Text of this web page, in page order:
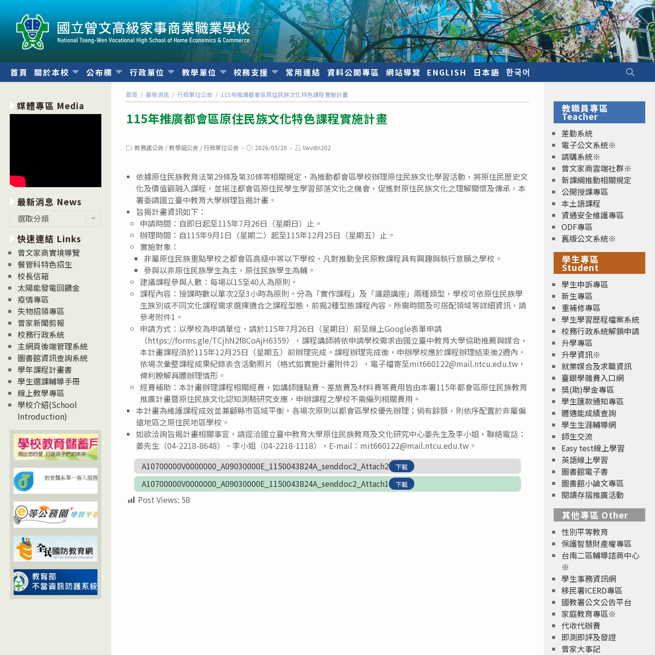
內
首頁 關於本校 公布欄 行政單位 教學單位 校務支援 常用連結 資料公開專區 網站導覽 ENGLISH 日本語 한국어
首頁 / 最新消息 / 行政單位公告 / 115年推廣都會區原住民族文化特色課程實施計畫
115年推廣都會區原住民族文化特色課程實施計畫
Post教務處公告 / 教學組公告 / 行政單位公告
Post2026/05/20
Posttwvstn202
依據原住民族教育法第29條及第30條等相關規定，為推動都會區學校辦理原住民族文化學習活動，將原住民歷史文
化及價值觀融入課程，並挹注都會區原住民學生學習部落文化之機會，促進對原住民族文化之理解關懷及傳承，本
署委請國立臺中教育大學辦理旨揭計畫。
旨揭計畫資訊如下：
申請時間：自即日起至115年7月26日（星期日）止。
辦理時間：自115年9月1日（星期二）起至115年12月25日（星期五）止。
實施對象：
非屬原住民族重點學校之都會區高級中等以下學校，凡對推動全民原教課程具有興趣與執行意願之學校。
參與以非原住民族學生為主，原住民族學生為輔。
建議課程參與人數：每場以15至40人為原則。
課程內容：授課時數以單次2至3小時為原則。分為「實作課程」及「議題講座」兩種類型，學校可依原住民族學
生族別或不同文化課程需求選擇適合之課程型態，前揭2種型態課程內容、所需時間及可搭配領域等詳細資訊，請
參考附件1。
申請方式：以學校為申請單位，請於115年7月26日（星期日）前至線上Google表單申請
（https://forms.gle/TCjhN2f8CoAjH6359），課程講師將依申請學校需求由國立臺中教育大學協助推薦與媒合，
本計畫課程須於115年12月25日（星期五）前辦理完成。課程辦理完成後，申辦學校應於課程辦理結束後2週內，
依場次彙整課程成果紀錄表含活動照片（格式如實施計畫附件2），電子檔寄至mit660122@mail.ntcu.edu.tw，
俾利瞭解具體辦理情形。
經費補助：本計畫辦理課程相關經費，如講師鐘點費、差旅費及材料費等費用皆由本署115年都會區原住民族教育
推廣計畫暨原住民族文化認知測驗研究支應，申辦課程之學校不需編列相關費用。
本計畫為維護課程成效並兼顧縣市區域平衡，各場次原則以都會區學校優先辦理；倘有餘額，則依序配置於非屬偏
遠地區之原住民地區學校。
如欲洽詢旨揭計畫相關事宜，請逕洽國立臺中教育大學原住民族教育及文化研究中心姜先生及李小姐，聯絡電話：
姜先生（04-2218-8648）、李小姐（04-2218-1118），E-mail：mit660122@mail.ntcu.edu.tw。
A10700000V0000000_A09030000E_1150043824A_senddoc2_Attach2
下載
A10700000V0000000_A09030000E_1150043824A_senddoc2_Attach1 下載
Post Views: 58
媒體專區 Media
最新消息 News
消
息
News
選取分類
快速連結 Links
曾文家商實境導覽
餐管科特色招生
校長信箱
太陽能發電回饋金
疫情專區
失物招領專區
曾家新聞剪報
校務行政系統
主網頁後端管理系統
圖書館資訊查詢系統
學年課程計畫書
學生選課輔導手冊
線上教學專區
學校介紹(School
Introduction)
教職員專區
Teacher
差勤系統
電子公文系統※
請購系統※
曾文家商雲端社群※
新課綱推動相關規定
公開授課專區
本土語課程
資通安全維護專區
ODF專區
舊版公文系統※
學生專區
Student
學生申訴專區
新生專區
重補修專區
學生學習歷程檔案系統
校務行政系統解鎖申請
升學專區
升學資訊※
就業媒合及求職資訊
臺銀學雜費入口網
獎(助)學金專區
學生匯款通知專區
體適能成績查詢
學生生涯輔導網
師生交流
Easy test線上學習
英語線上學習
圖書館電子書
圖書館小論文專區
閱讀存摺推廣活動
其他專區 Other
性別平等教育
保護智慧財產權專區
台南二區輔導諮商中心
※
學生事務資訊網
移民署ICERD專區
國教署公文公告平台
家庭教育專區※
代收代辦費
即測即評及發證
曾家大事記